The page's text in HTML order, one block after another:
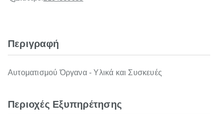
Περιγραφή
Αυτοματισμού Όργανα - Υλικά και Συσκευές
Περιοχές Εξυπηρέτησης